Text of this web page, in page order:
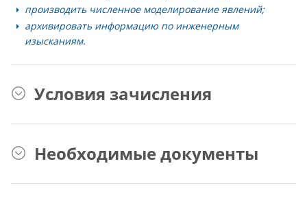
производить численное моделирование явлений;
архивировать информацию по инженерным
изысканиям.
Условия зачисления
Необходимые документы